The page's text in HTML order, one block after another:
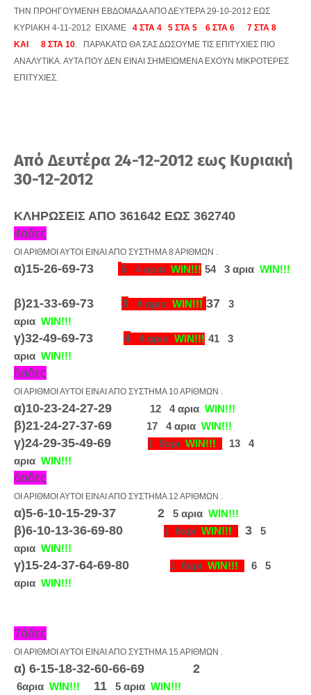
ΤΗΝ ΠΡΟΗΓΟΥΜΕΝΗ ΕΒΔΟΜΑΔΑ ΑΠΟ ΔΕΥΤΕΡΑ 29-10-2012 ΕΩΣ
ΚΥΡΙΑΚΗ 4-11-2012 ΕΙΧΑΜΕ
4 ΣΤΑ 4 5 ΣΤΑ 5 6 ΣΤΑ 6 7 ΣΤΑ 8
ΚΑΙ 8 ΣΤΑ 10. ΠΑΡΑΚΑΤΩ ΘΑ ΣΑΣ ΔΩΣΟΥΜΕ ΤΙΣ ΕΠΙΤΥΧΙΕΣ ΠΙΟ
ΑΝΑΛΥΤΙΚΑ. ΑΥΤΑ ΠΟΥ ΔΕΝ ΕΙΝΑΙ ΣΗΜΕΙΩΜΕΝΑ ΕΧΟΥΝ ΜΙΚΡΟΤΕΡΕΣ
ΕΠΙΤΥΧΙΕΣ.
Από Δευτέρα 24-12-2012 εως Κυριακή
30-12-2012
ΚΛΗΡΩΣΕΙΣ ΑΠΟ 361642 ΕΩΣ 362740
4αδες
ΟΙ ΑΡΙΘΜΟΙ ΑΥΤΟΙ ΕΙΝΑΙ ΑΠΟ ΣΥΣΤΗΜΑ 8 ΑΡΙΘΜΩΝ .
α)15-26-69-73 5 4 αρια WIN!!! 54 3 αρια WIN!!!
β)21-33-69-73 3 4 αρια WIN!!! 37
3
αρια WIN!!!
γ)32-49-69-73 4 4 αρια WIN!!! 41
3
αρια WIN!!!
5αδες
ΟΙ ΑΡΙΘΜΟΙ ΑΥΤΟΙ ΕΙΝΑΙ ΑΠΟ ΣΥΣΤΗΜΑ 10 ΑΡΙΘΜΩΝ .
α)10-23-24-27-29 12 4 αρια WIN!!!
β)21-24-27-37-69 17 4 αρια WIN!!!
γ)24-29-35-49-69 1 5αρι WIN!!! 13
4
αρια WIN!!!
6αδες
ΟΙ ΑΡΙΘΜΟΙ ΑΥΤΟΙ ΕΙΝΑΙ ΑΠΟ ΣΥΣΤΗΜΑ 12 ΑΡΙΘΜΩΝ .
α)5-6-10-15-29-37 2 5 αρια WIN!!!
β)6-10-13-36-69-80 1 6αρι WIN!!! 3
5
αρια WIN!!!
γ)15-24-37-64-69-80 1 6αρι WIN!!! 6
5
αρια WIN!!!
7άδες
ΟΙ ΑΡΙΘΜΟΙ ΑΥΤΟΙ ΕΙΝΑΙ ΑΠΟ ΣΥΣΤΗΜΑ 15 ΑΡΙΘΜΩΝ .
α) 6-15-18-32-60-66-69 2
6αρια WIN!!! 11 5 αρια WIN!!!